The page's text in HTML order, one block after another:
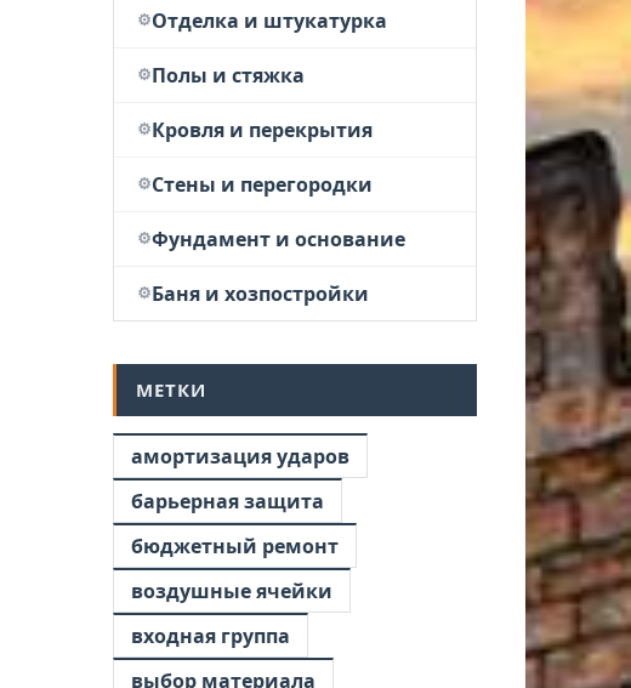
Отделка и штукатурка
Полы и стяжка
Кровля и перекрытия
Стены и перегородки
Фундамент и основание
Баня и хозпостройки
МЕТКИ
амортизация ударов
барьерная защита
бюджетный ремонт
воздушные ячейки
входная группа
выбор материала